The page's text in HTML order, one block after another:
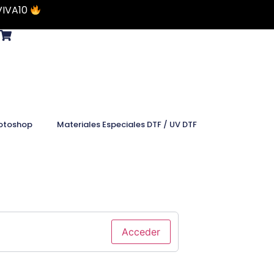
Materiales Especiales DTF / UV DTF
Acceder